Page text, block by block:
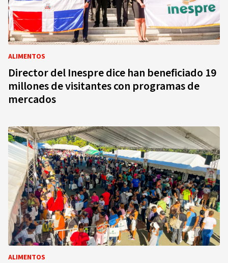
ALIMENTOS
Director del Inespre dice han beneficiado 19
millones de visitantes con programas de
mercados
ALIMENTOS